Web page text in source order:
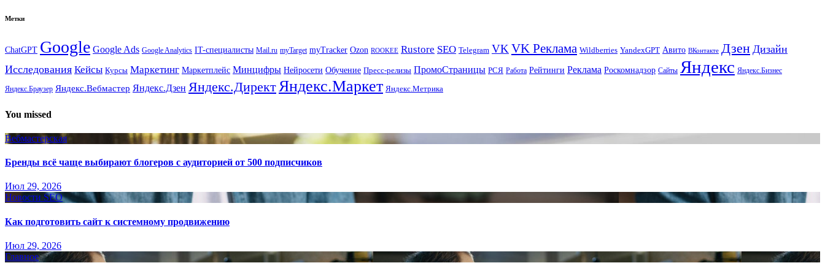
Метки
ChatGPT Google Google Ads Google Analytics IT-специалисты Mail.ru myTarget myTracker Ozon ROOKEE Rustore SEO Telegram VKVK Реклама Wildberries YandexGPT Авито ВКонтакте Дзен Дизайн
Исследования Кейсы Курсы Маркетинг Маркетплейс Минцифры Нейросети Обучение Пресс-релизы ПромоСтраницы РСЯ Работа Рейтинги Реклама Роскомнадзор Сайты Яндекс Яндекс.Бизнес
Яндекс.Браузер Яндекс.Вебмастер Яндекс.Дзен Яндекс.ДиректЯндекс.Маркет Яндекс.Метрика
You missed
Вебмастерская
Бренды всё чаще выбирают блогеров с аудиторией от 500 подписчиков
Июл 29, 2026
Новости SEO
Как подготовить сайт к системному продвижению
Июл 29, 2026
Главное